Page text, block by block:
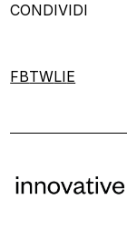
CONDIVIDI
FBTWLIE